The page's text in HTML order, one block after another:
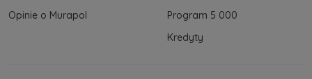
Opinie o Murapol
Program 5 000
Kredyty